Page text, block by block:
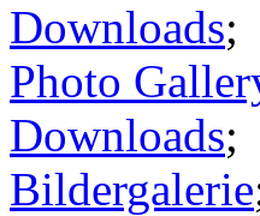
Downloads;
Photo
Downloads;
Bildergalerie